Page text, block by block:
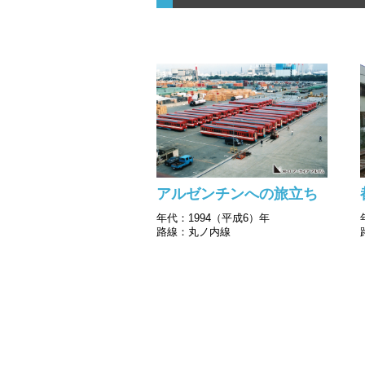
アルゼンチンへの旅立ち
年代：1994（平成6）年
路線：丸ノ内線